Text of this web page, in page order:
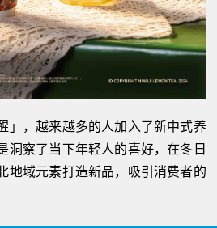
」，越来越多的人加入了新中式养
洞察了当下年轻人的喜好，在冬日
地域元素打造新品，吸引消费者的